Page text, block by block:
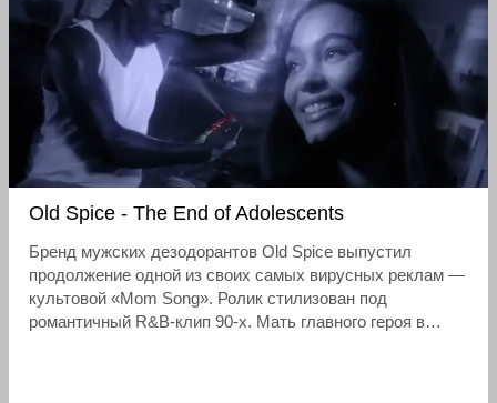
атмосферу ожидания и предвкушения главного
футбольного события.
Old Spice - The End of Adolescents
Бренд мужских дезодорантов Old Spice выпустил
продолжение одной из своих самых вирусных реклам —
культовой «Mom Song». Ролик стилизован под
романтичный R&B-клип 90-х. Мать главного героя в